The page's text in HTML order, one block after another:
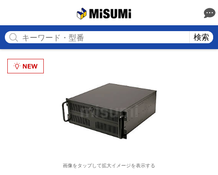
検索
画像をタップして拡大イメージを表示する